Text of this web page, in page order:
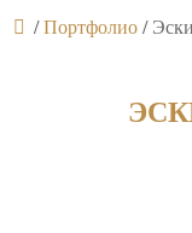
/Портфолио/